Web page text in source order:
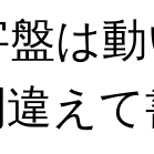
盤は
え